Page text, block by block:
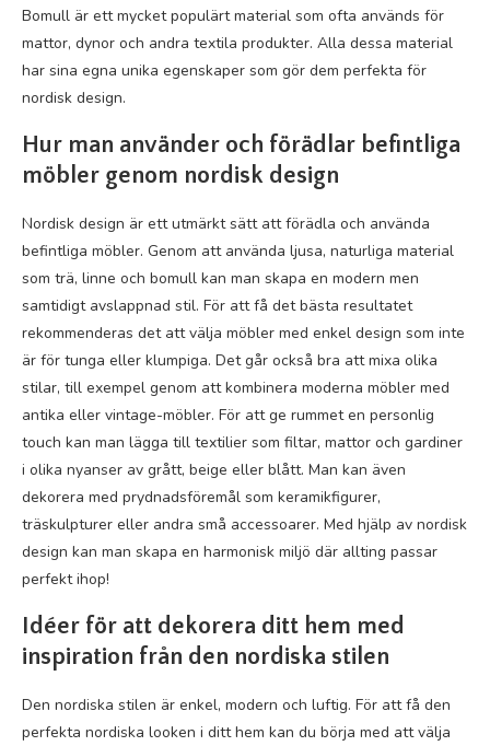
Bomull är ett mycket populärt material som ofta används för
mattor, dynor och andra textila produkter. Alla dessa material
har sina egna unika egenskaper som gör dem perfekta för
nordisk design.
Hur man använder och förädlar befintliga
möbler genom nordisk design
Nordisk design är ett utmärkt sätt att förädla och använda
befintliga möbler. Genom att använda ljusa, naturliga material
som trä, linne och bomull kan man skapa en modern men
samtidigt avslappnad stil. För att få det bästa resultatet
rekommenderas det att välja möbler med enkel design som inte
är för tunga eller klumpiga. Det går också bra att mixa olika
stilar, till exempel genom att kombinera moderna möbler med
antika eller vintage-möbler. För att ge rummet en personlig
touch kan man lägga till textilier som filtar, mattor och gardiner
i olika nyanser av grått, beige eller blått. Man kan även
dekorera med prydnadsföremål som keramikfigurer,
träskulpturer eller andra små accessoarer. Med hjälp av nordisk
design kan man skapa en harmonisk miljö där allting passar
perfekt ihop!
Idéer för att dekorera ditt hem med
inspiration från den nordiska stilen
Den nordiska stilen är enkel, modern och luftig. För att få den
perfekta nordiska looken i ditt hem kan du börja med att välja